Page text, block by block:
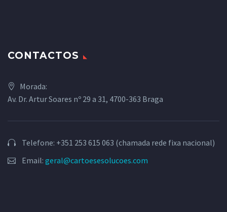
CONTACTOS
Morada:
Av. Dr. Artur Soares nº 29 a 31, 4700-363 Braga
Telefone: +351 253 615 063 (chamada rede fixa nacional)
Email: geral@cartoesesolucoes.com